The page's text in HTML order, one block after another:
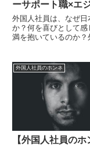
ーサポート職×エ
カイロ）ー①
外国人社員は、なぜ日
か？何を喜びとして感
満を抱いているのか？
が”ホンネ”に切り込み
真はイメージです。ー
来るまでの経緯を教え
外国人社員のホンネ
【外国人社員の